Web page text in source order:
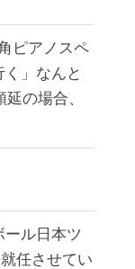
ピアノスペ
」なんと
の場合、
ル日本ツ
任させてい